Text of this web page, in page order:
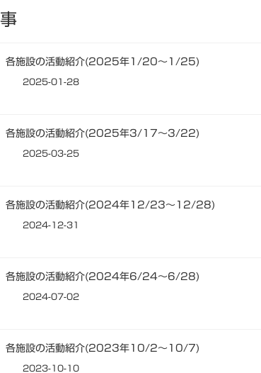
各施設の活動紹介(2025年1/20～1/25)
2025-01-28
各施設の活動紹介(2025年3/17～3/22)
2025-03-25
各施設の活動紹介(2024年12/23～12/28)
2024-12-31
各施設の活動紹介(2024年6/24～6/28)
2024-07-02
各施設の活動紹介(2023年10/2～10/7)
2023-10-10